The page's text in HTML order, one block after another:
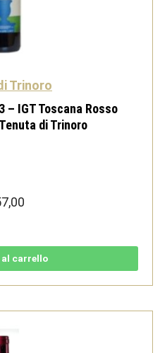
Trinoro
– IGT Toscana Rosso
di Trinoro
carrello